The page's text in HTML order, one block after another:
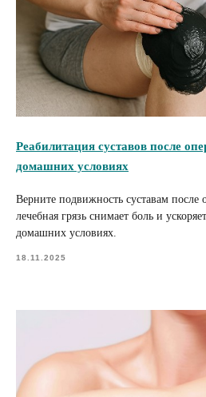
Реабилитация суставов после
домашних условиях
Верните подвижность суставам после
лечебная грязь снимает боль и
домашних условиях.
18.11.2025